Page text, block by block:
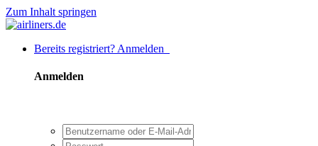
Zum Inhalt springen
Bereits registriert? Anmelden
Anmelden